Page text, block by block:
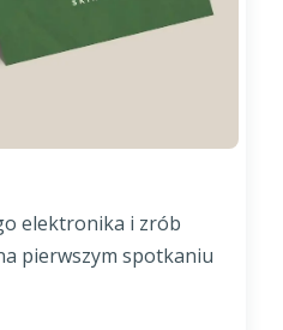
elektronika i zrób
pierwszym spotkaniu